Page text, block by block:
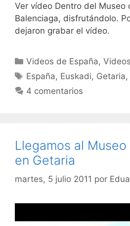
Ver vídeo Dentro del Museo
Balenciaga, disfrutándolo.
dejaron grabar el vídeo.
Categorías
Videos de España,
Etiquetas
España, Euskadi, Getaria,
4 comentarios
Llegamos al
en Getaria
martes, 5 julio 2011 por